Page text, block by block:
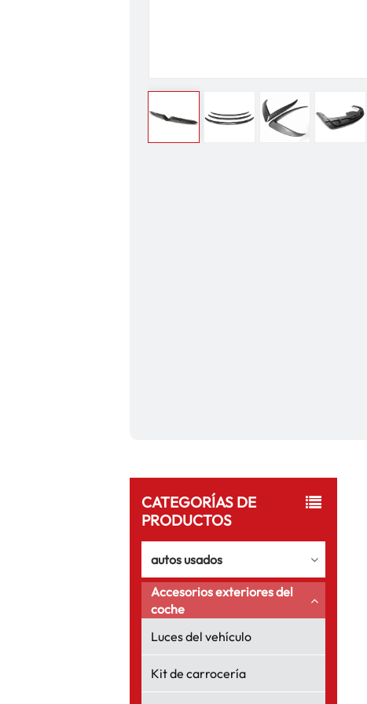
CATEGORÍAS DE
PRODUCTOS
autos usados
Accesorios exteriores del
coche
Luces del vehículo
Kit de carrocería